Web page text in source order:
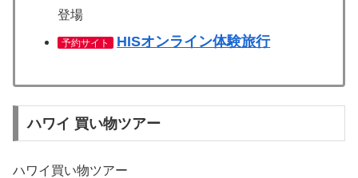
登場
予約サイト HISオンライン体験旅行
ハワイ 買い物ツアー
ハワイ買い物ツアー